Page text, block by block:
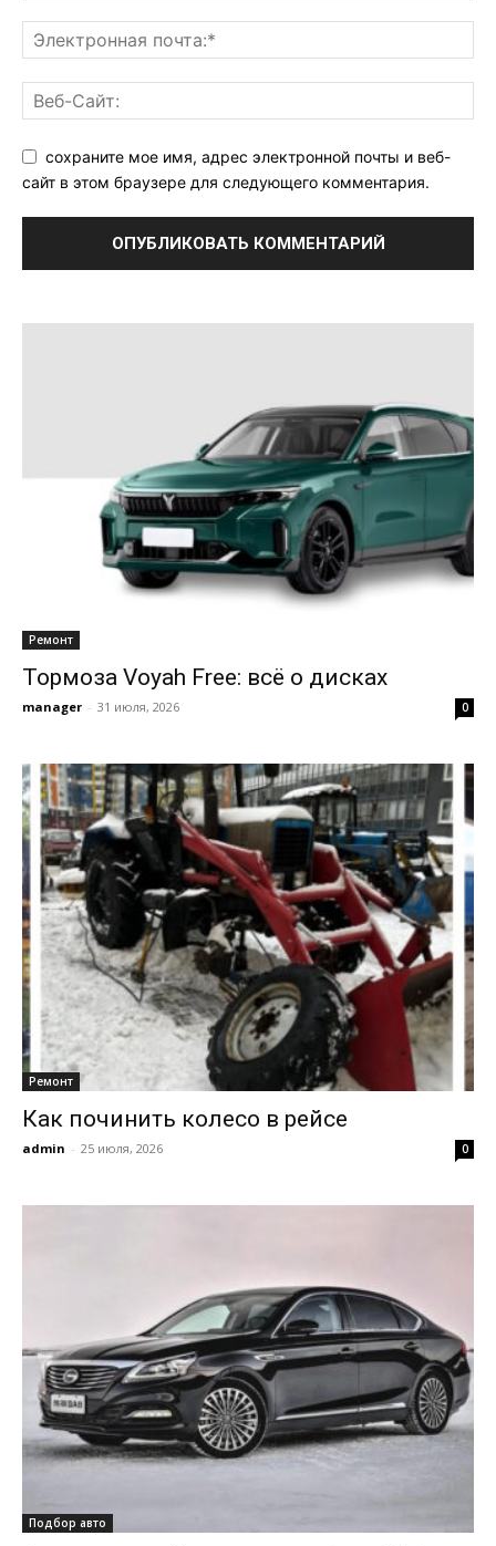
сохраните мое имя, адрес электронной почты и веб-
сайт в этом браузере для следующего комментария.
Ремонт
Тормоза Voyah Free: всё о дисках
manager - 31 июля, 2026 0
Ремонт
Как починить колесо в рейсе
admin - 25 июля, 2026 0
Подбор авто